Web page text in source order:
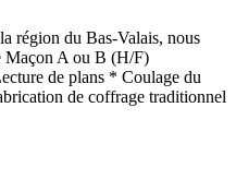
région du Bas-Valais, nous
Maçon A ou B (H/F)
de plans * Coulage du
de coffrage traditionnel